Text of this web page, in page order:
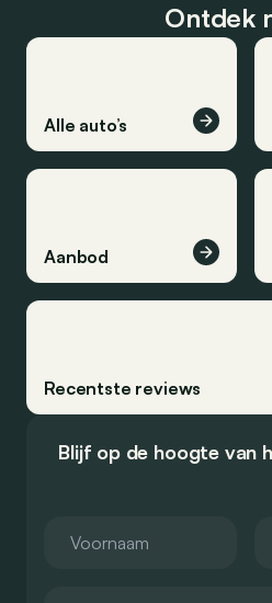
Ontdek
Alle auto’s
Aanbod
Recentste reviews
Blijf op de hoogte van